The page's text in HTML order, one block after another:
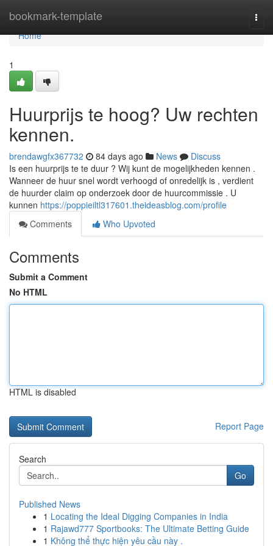
bookmark-template
Home
Home
1
Huurprijs te hoog? Uw rechten
kennen.
brendawgfx367732 84 days ago News
Discuss
Is een huurprijs te te duur ? Wij kunt de mogelijkheden kennen .
Wanneer de huur snel wordt verhoogd of onredelijk is , verdient
de huurder claim op onderzoek door de huurcommissie . U
kunnen https://poppieiltl317601.theideasblog.com/profile
Comments
Who Upvoted
Comments
Submit a Comment
No HTML
HTML is disabled
Report Page
Search
Go
Published News
1 Locating the Ideal Digging Companies in India
1 Rajawd777 Sportbooks: The Ultimate Betting Guide
1 Không thể thực hiện yêu cầu này .